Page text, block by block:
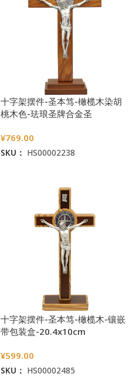
十字架摆件-圣本笃-橄榄木染胡
桃木色-珐琅圣牌合金圣
¥769.00
SKU： HS00002238
十字架摆件-圣本笃-橄榄木-镶嵌
带包装盒-20.4x10cm
¥599.00
SKU： HS00002485